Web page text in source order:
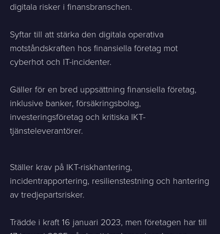
digitala risker i finansbranschen.
Syftar till att stärka den digitala operativa
motståndskraften hos finansiella företag mot
cyberhot och IT-incidenter.
Gäller för en bred uppsättning finansiella företag,
inklusive banker, försäkringsbolag,
investeringsföretag och kritiska IKT-
tjänsteleverantörer.
Ställer krav på IKT-riskhantering,
incidentrapportering, resilienstestning och hantering
av tredjepartsrisker.
Trädde i kraft 16 januari 2023, men företagen har till